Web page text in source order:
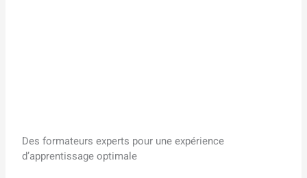
Des formateurs experts pour une expérience
d’apprentissage optimale